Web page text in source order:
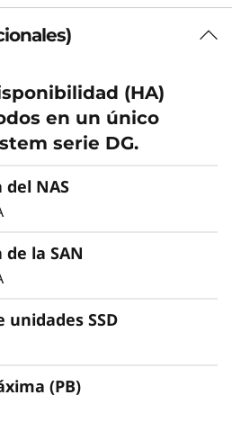
el TCO,
la
y la
de su centro de datos y
solución más sostenible
El DG7200 proporciona
máxima que el
QLC de alta capacidad y
para implantaciones
de almacenamiento
(HA)
en un único
serie DG.
NAS
la SAN
SSD
(PB)